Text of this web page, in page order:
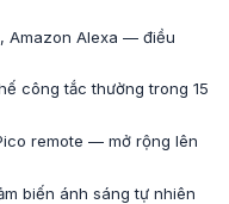
Amazon Alexa — điều
công tắc thường trong 15
remote — mở rộng lên
biến ánh sáng tự nhiên